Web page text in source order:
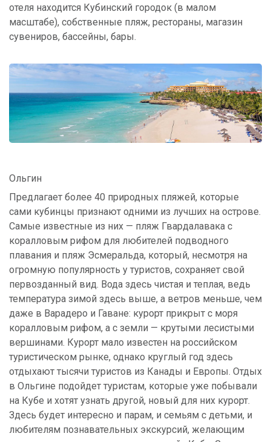
отеля находится Кубинский городок (в малом
масштабе), собственные пляж, рестораны, магазин
сувениров, бассейны, бары.
Ольгин
Предлагает более 40 природных пляжей, которые
сами кубинцы признают одними из лучших на острове.
Самые известные из них — пляж Гвардалавака с
коралловым рифом для любителей подводного
плавания и пляж Эсмеральда, который, несмотря на
огромную популярность у туристов, сохраняет свой
первозданный вид. Вода здесь чистая и теплая, ведь
температура зимой здесь выше, а ветров меньше, чем
даже в Варадеро и Гаване: курорт прикрыт с моря
коралловым рифом, а с земли — крутыми лесистыми
вершинами. Курорт мало известен на российском
туристическом рынке, однако круглый год здесь
отдыхают тысячи туристов из Канады и Европы. Отдых
в Ольгине подойдет туристам, которые уже побывали
на Кубе и хотят узнать другой, новый для них курорт.
Здесь будет интересно и парам, и семьям с детьми, и
любителям познавательных экскурсий, желающим